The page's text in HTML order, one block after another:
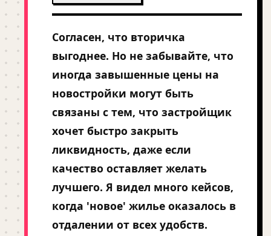
Согласен, что вторичка
выгоднее. Но не забывайте, что
иногда завышенные цены на
новостройки могут быть
связаны с тем, что застройщик
хочет быстро закрыть
ликвидность, даже если
качество оставляет желать
лучшего. Я видел много кейсов,
когда 'новое' жилье оказалось в
отдалении от всех удобств.